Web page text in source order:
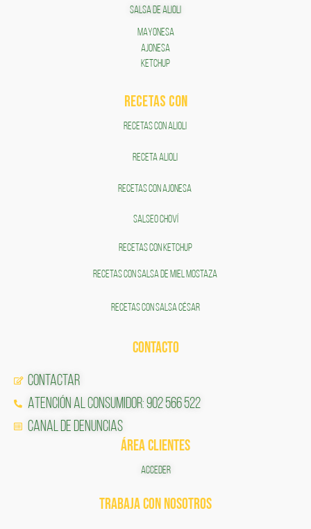
SALSA DE ALIOLI
MAYONESA
AJONESA
KETCHUP
RECETAS COn
RECETAS CON ALIOLI
RECETA ALIOLI
RECETAS CON AJONESA
SALSEO CHOVÍ
RECETAS CON KETCHUP
RECETAS CON SALSA DE MIEL MOSTAZA
RECETAS CON SALSA CÉSAR
CONTACTO
Contactar
Atención al Consumidor: 902 566 522
Canal de Denuncias
ÁREA CLIENTES
ACCEDER
TRABAJA CON NOSOTROS